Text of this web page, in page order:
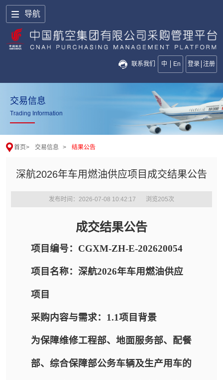
导航
联系我们 中 En 登录 注册
交易信息
Trading Information
首页> 交易信息 > 结果公告
深航2026年车用燃油供应项目成交结果公告
发布时间：2026-07-08 10:42:17 浏览205次
成交结果公告
项目编号：CGXM-ZH-E-202620054
项目名称：深航2026年车用燃油供应
项目
采购内容与需求：1.1项目背景
为保障维修工程部、地面服务部、配餐
部、综合保障部公务车辆及生产用车的